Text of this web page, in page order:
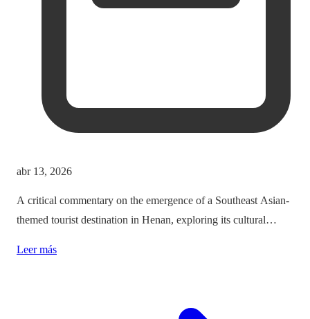
abr 13, 2026
A critical commentary on the emergence of a Southeast Asian-
themed tourist destination in Henan, exploring its cultural
Leer más